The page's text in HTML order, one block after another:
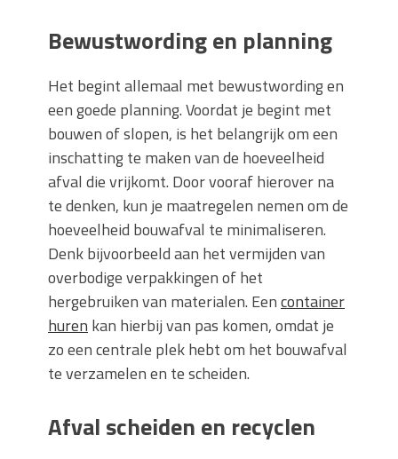
Bewustwording en planning
Het begint allemaal met bewustwording en
een goede planning. Voordat je begint met
bouwen of slopen, is het belangrijk om een
inschatting te maken van de hoeveelheid
afval die vrijkomt. Door vooraf hierover na
te denken, kun je maatregelen nemen om de
hoeveelheid bouwafval te minimaliseren.
Denk bijvoorbeeld aan het vermijden van
overbodige verpakkingen of het
hergebruiken van materialen. Eencontainer
huren kan hierbij van pas komen, omdat je
zo een centrale plek hebt om het bouwafval
te verzamelen en te scheiden.
Afval scheiden en recyclen